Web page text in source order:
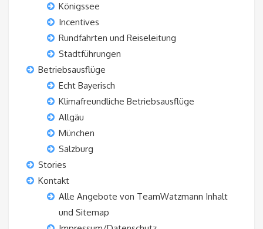
Königssee
Incentives
Rundfahrten und Reiseleitung
Stadtführungen
Betriebsausflüge
Echt Bayerisch
Klimafreundliche Betriebsausflüge
Allgäu
München
Salzburg
Stories
Kontakt
Alle Angebote von TeamWatzmann Inhalt
und Sitemap